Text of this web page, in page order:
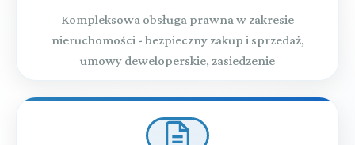
Kompleksowa obsługa prawna w zakresie
nieruchomości - bezpieczny zakup i sprzedaż,
umowy deweloperskie, zasiedzenie